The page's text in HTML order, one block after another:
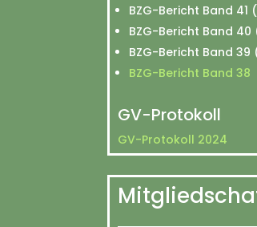
BZG-Bericht Band 41
BZG-Bericht Band
BZG-Bericht Band
BZG-Bericht Band 38
GV-Protokoll
GV-Protokoll 2024